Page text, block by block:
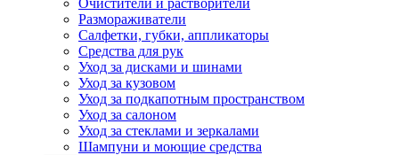
Очистители и растворители
Размораживатели
Салфетки, губки, аппликаторы
Средства для рук
Уход за дисками и шинами
Уход за кузовом
Уход за подкапотным пространством
Уход за салоном
Уход за стеклами и зеркалами
Шампуни и моющие средства